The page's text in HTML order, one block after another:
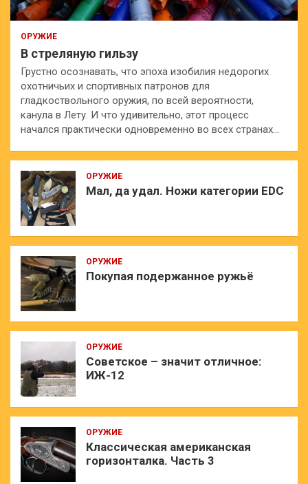
ОРУЖИЕ
В стреляную гильзу
Грустно осознавать, что эпоха изобилия недорогих
охотничьих и спортивных патронов для
гладкоствольного оружия, по всей вероятности,
канула в Лету. И что удивительно, этот процесс
начался практически одновременно во всех странах…
ОРУЖИЕ
Мал, да удал. Ножи категории EDC
ОРУЖИЕ
Покупая подержанное ружьё
ОРУЖИЕ
Советское – значит отличное:
ИЖ-12
ОРУЖИЕ
Классическая американская
горизонталка. Часть 3